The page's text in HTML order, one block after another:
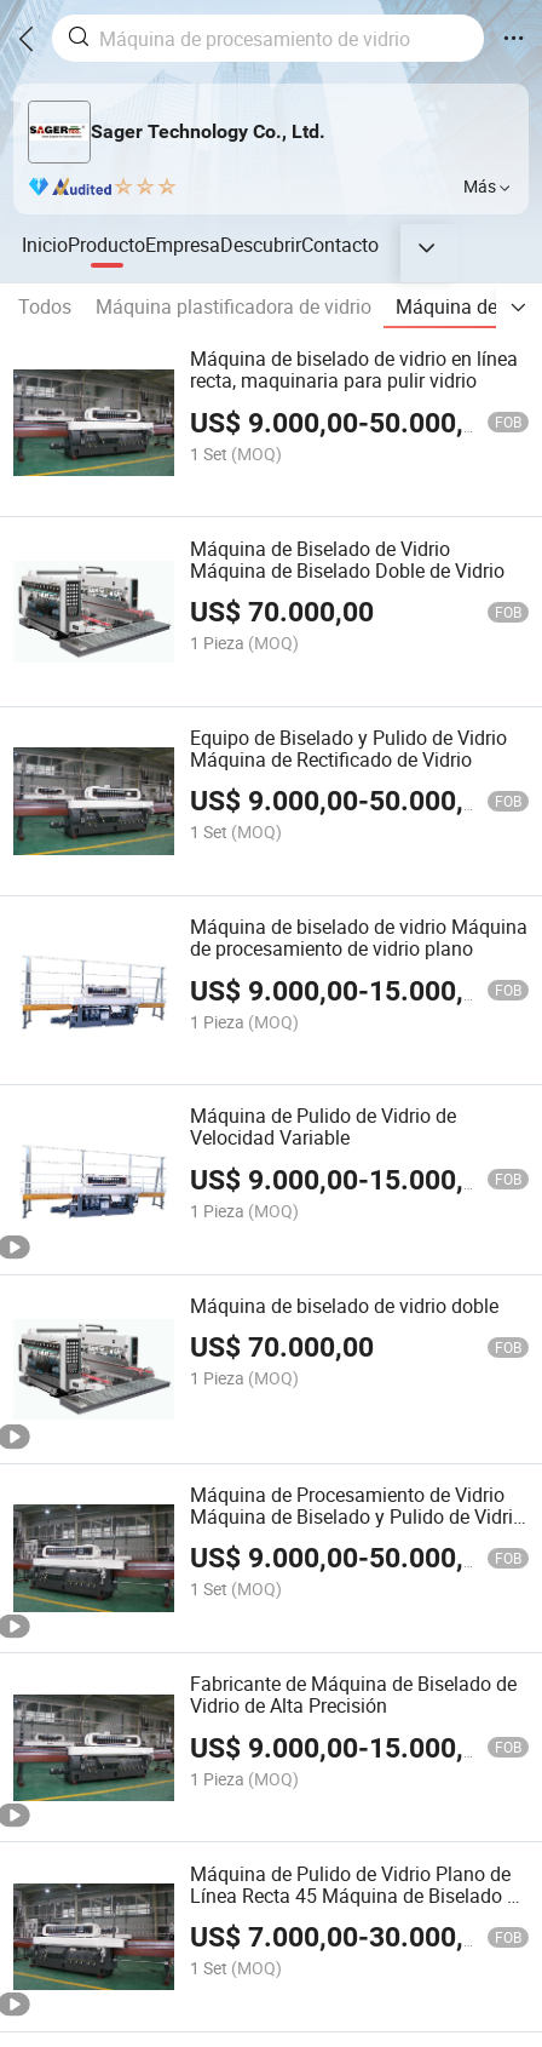
Sager Technology Co., Ltd.
Más
InicioProductoEmpresaDescubrirContacto
Todos Máquina plastificadora de vidrio
Máquina de
Máquina de biselado de vidrio en línea
recta, maquinaria para pulir vidrio
US$ 9.000,00-50.000,00 FOB
1 Set (MOQ)
Máquina de Biselado de Vidrio
Máquina de Biselado Doble de Vidrio
US$70.000,00 FOB
1 Pieza (MOQ)
Equipo de Biselado y Pulido de Vidrio
Máquina de Rectificado de Vidrio
US$ 9.000,00-50.000,00 FOB
1 Set (MOQ)
Máquina de biselado de vidrio Máquina
de procesamiento de vidrio plano
US$ 9.000,00-15.000,00 FOB
1 Pieza (MOQ)
Máquina de Pulido de Vidrio de
Velocidad Variable
US$ 9.000,00-15.000,00 FOB
1 Pieza (MOQ)
Máquina de biselado de vidrio doble
US$70.000,00 FOB
1 Pieza (MOQ)
Máquina de Procesamiento de Vidrio
Máquina de Biselado y Pulido de Vidrio
en Línea Recta
US$ 9.000,00-50.000,00 FOB
1 Set (MOQ)
Fabricante de Máquina de Biselado de
Vidrio de Alta Precisión
US$ 9.000,00-15.000,00 FOB
1 Pieza (MOQ)
Máquina de Pulido de Vidrio Plano de
Línea Recta 45 Máquina de Biselado de
Vidrio de Grado Recto
US$7.000,00-30.000,00 FOB
1 Set (MOQ)